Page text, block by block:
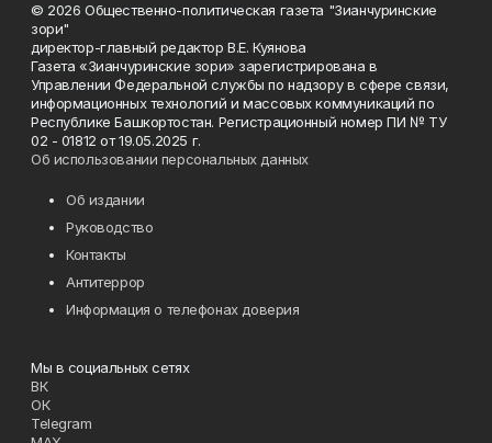
© 2026 Общественно-политическая газета "Зианчуринские
зори"
директор-главный редактор В.Е. Куянова
Газета «Зианчуринские зори» зарегистрирована в
Управлении Федеральной службы по надзору в сфере связи,
информационных технологий и массовых коммуникаций по
Республике Башкортостан. Регистрационный номер ПИ № ТУ
02 - 01812 от 19.05.2025 г.
Об использовании персональных данных
Об издании
Руководство
Контакты
Антитеррор
Информация о телефонах доверия
Мы в социальных сетях
ВК
ОК
Telegram